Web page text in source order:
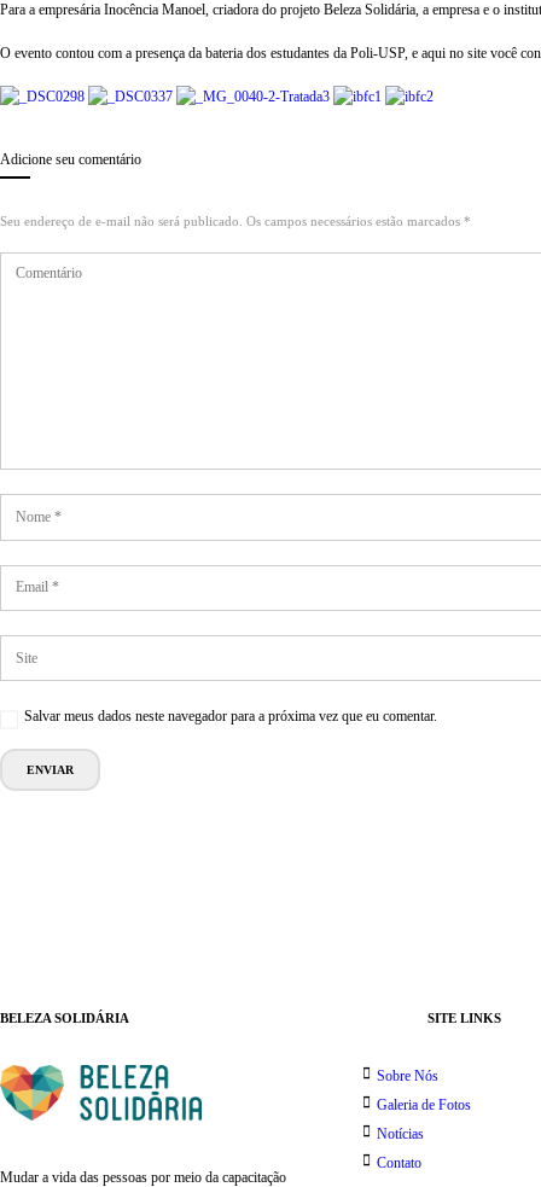
Para a empresária Inocência Manoel, criadora do projeto Beleza Solidária, a empresa e o
O evento contou com a presença da bateria dos estudantes da Poli-USP, e aqui no site você
Adicione seu comentário
Seu endereço de e-mail não será publicado. Os campos necessários estão marcados *
Salvar meus dados neste navegador para a próxima vez que eu comentar.
BELEZA SOLIDÁRIA
Mudar a vida das pessoas por meio da capacitação
SITE LINKS
Sobre Nós
Galeria de Fotos
Notícias
Contato